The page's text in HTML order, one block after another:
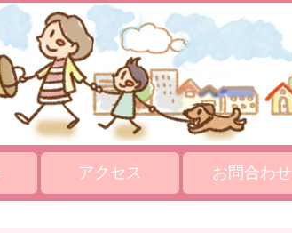
アクセス お問合わせ